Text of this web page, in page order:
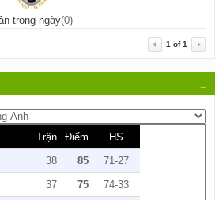
trong ngày(0)
1 of1
Trận Điểm
HS
38 85
71-27
37 75
74-33